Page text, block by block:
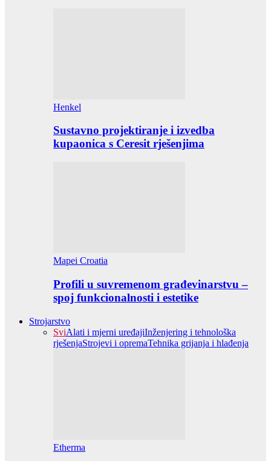
Henkel
Sustavno projektiranje i izvedba
kupaonica s Ceresit rješenjima
Mapei Croatia
Profili u suvremenom građevinarstvu –
spoj funkcionalnosti i estetike
Strojarstvo
SviAlati i mjerni uređajiInženjering i tehnološka
rješenjaStrojevi i opremaTehnika grijanja i hlađenja
Etherma